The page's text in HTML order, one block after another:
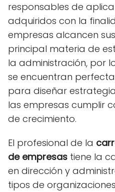
responsables de
adquiridos con la
empresas alcancen
principal materia de
la administración, por
se encuentran
para diseñar
las empresas cumplir
de crecimiento.
El profesional de la
de empresas tiene la
en dirección y
tipos de